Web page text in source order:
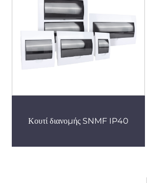
Κουτί διανομής SNMF IP40